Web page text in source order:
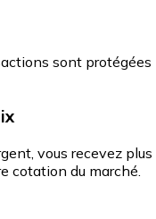
sont protégées
vous recevez plus
cotation du marché.